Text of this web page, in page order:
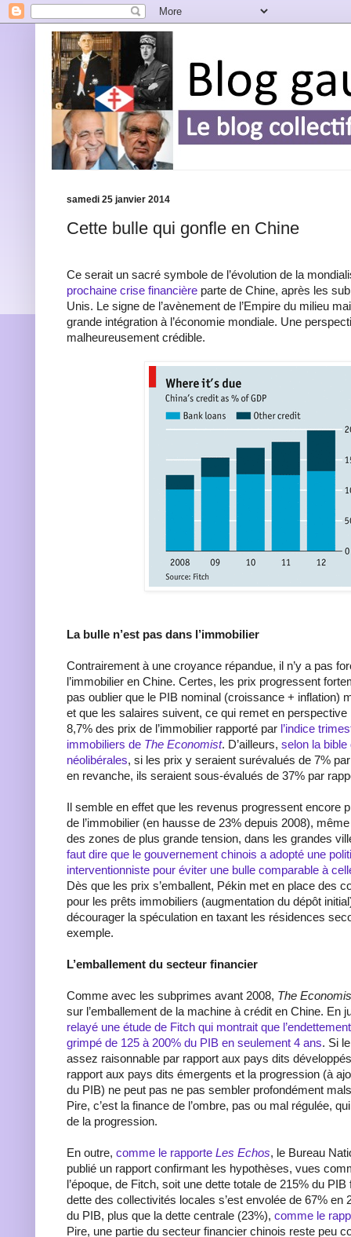
samedi 25 janvier 2014
Cette bulle qui gonfle en Chine
Ce serait un sacré symbole de l’évolution de la
prochaine crise financière parte de Chine, après les
Unis. Le signe de l’avènement de l’Empire du milieu
grande intégration à l’économie mondiale. Une
malheureusement crédible.
La bulle n’est pas dans l’immobilier
Contrairement à une croyance répandue, il n’y a pas
l’immobilier en Chine. Certes, les prix progressent
pas oublier que le PIB nominal (croissance + inflation)
et que les salaires suivent, ce qui remet en perspective
8,7% des prix de l’immobilier rapporté par l’indice
immobiliers de The Economist. D’ailleurs, selon la bible
néolibérales, si les prix y seraient surévalués de 7%
en revanche, ils seraient sous-évalués de 37% par
Il semble en effet que les revenus progressent encore
de l’immobilier (en hausse de 23% depuis 2008),
des zones de plus grande tension, dans les grandes
faut dire que le gouvernement chinois a adopté une
interventionniste pour éviter une bulle comparable à
Dès que les prix s’emballent, Pékin met en place des
pour les prêts immobiliers (augmentation du dépôt
décourager la spéculation en taxant les résidences
exemple.
L’emballement du secteur financier
Comme avec les subprimes avant 2008, The
sur l’emballement de la machine à crédit en Chine. En
relayé une étude de Fitch qui montrait que
grimpé de 125 à 200% du PIB en seulement 4 ans. Si
assez raisonnable par rapport aux pays dits
rapport aux pays dits émergents et la progression (à
du PIB) ne peut pas ne pas sembler profondément
Pire, c’est la finance de l’ombre, pas ou mal régulée,
de la progression.
En outre, comme le rapporte Les Echos, le Bureau
publié un rapport confirmant les hypothèses, vues
l’époque, de Fitch, soit une dette totale de 215% du
dette des collectivités locales s’est envolée de 67% en
du PIB, plus que la dette centrale (23%), comme le
Pire, une partie du secteur financier chinois reste peu